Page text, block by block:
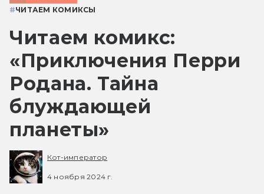
#ЧИТАЕМ КОМИКСЫ
Читаем комикс:
«Приключения Перри
Родана. Тайна
блуждающей
планеты»
Кот-император
4 ноября 2024 г.